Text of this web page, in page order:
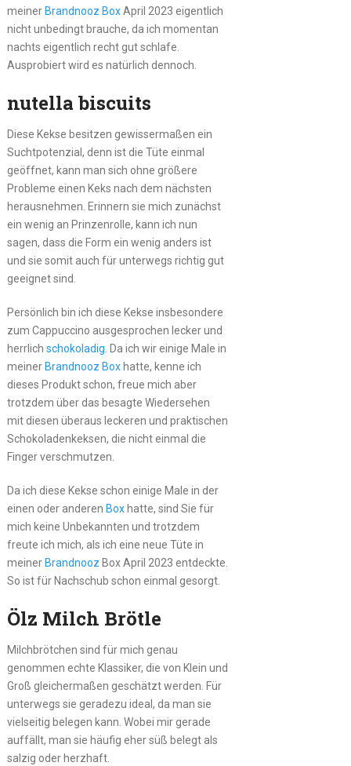
meinerBrandnooz BoxApril 2023 eigentlich
nicht unbedingt brauche, da ich momentan
nachts eigentlich recht gut schlafe.
Ausprobiert wird es natürlich dennoch.
nutella biscuits
Diese Kekse besitzen gewissermaßen ein
Suchtpotenzial, denn ist die Tüte einmal
geöffnet, kann man sich ohne größere
Probleme einen Keks nach dem nächsten
herausnehmen. Erinnern sie mich zunächst
ein wenig an Prinzenrolle, kann ich nun
sagen, dass die Form ein wenig anders ist
und sie somit auch für unterwegs richtig gut
geeignet sind.
Persönlich bin ich diese Kekse insbesondere
zum Cappuccino ausgesprochen lecker und
herrlich schokoladig . Da ich wir einige Male in
meinerBrandnooz Boxhatte, kenne ich
dieses Produkt schon, freue mich aber
trotzdem über das besagte Wiedersehen
mit diesen überaus leckeren und praktischen
Schokoladenkeksen, die nicht einmal die
Finger verschmutzen.
Da ich diese Kekse schon einige Male in der
einen oder anderen Boxhatte, sind Sie für
mich keine Unbekannten und trotzdem
freute ich mich, als ich eine neue Tüte in
meinerBrandnooz Box April 2023 entdeckte.
So ist für Nachschub schon einmal gesorgt.
Ölz Milch Brötle
Milchbrötchen sind für mich genau
genommen echte Klassiker, die von Klein und
Groß gleichermaßen geschätzt werden. Für
unterwegs sie geradezu ideal, da man sie
vielseitig belegen kann. Wobei mir gerade
auffällt, man sie häufig eher süß belegt als
salzig oder herzhaft.